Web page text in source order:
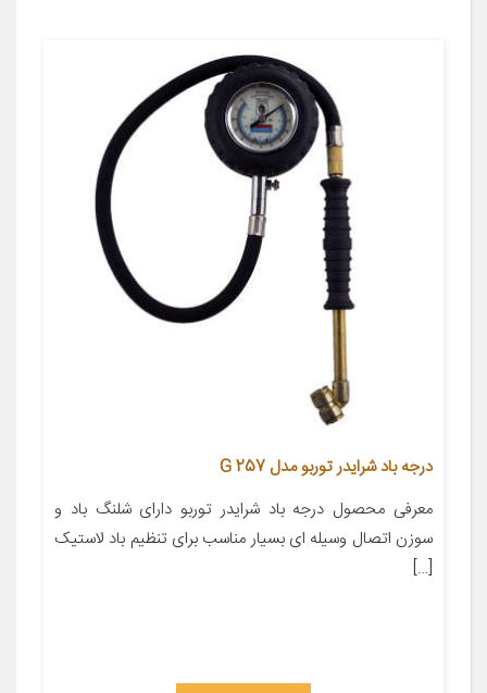
درجه باد شرایدر توربو مدل G 257
معرفی محصول درجه باد شرایدر توربو دارای شلنگ باد و
سوزن اتصال وسیله ای بسیار مناسب برای تنظیم باد لاستیک
[…]